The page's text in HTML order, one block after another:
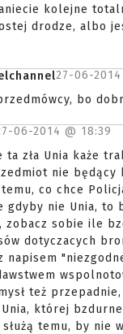
kolejne
drodze, albo
27-06-2014
bo
06-2014 @ 18:39
ta zła Unia każe
nie będący
co chce
gdyby nie Unia, to
zobacz sobie ile
dotyczacych
napisem
też
której
temu, by nie